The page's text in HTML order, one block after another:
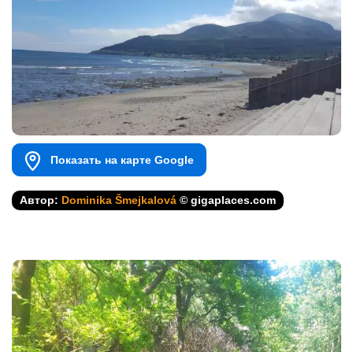
Показать на карте Google
Автор: Dominika Šmejkalová © gigaplaces.com